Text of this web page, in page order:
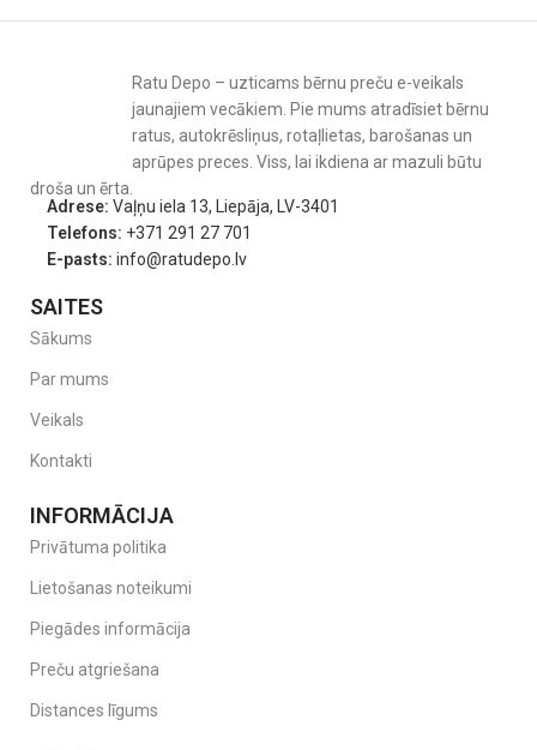
Ratu Depo – uzticams bērnu preču e-veikals
jaunajiem vecākiem. Pie mums atradīsiet bērnu
ratus, autokrēsliņus, rotaļlietas, barošanas un
aprūpes preces. Viss, lai ikdiena ar mazuli būtu
droša un ērta.
Adrese: Vaļņu iela 13, Liepāja, LV-3401
Telefons: +371 291 27 701
E-pasts: info@ratudepo.lv
SAITES
Sākums
Par mums
Veikals
Kontakti
INFORMĀCIJA
Privātuma politika
Lietošanas noteikumi
Piegādes informācija
Preču atgriešana
Distances līgums